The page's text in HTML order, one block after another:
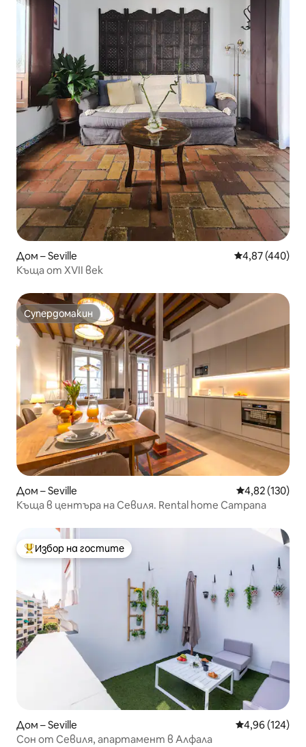
Дом – Seville Средна
4,87 (440)
Къща от XVII век
Супердомакин
Супердомакин
Дом – Seville Средна
4,82 (130)
Къща в центъра на Севиля. Rental home Campana
Най-популярен избор на гостите
Избор на гостите
Дом – Seville Средна
4,96 (124)
Сон от Севиля, апартамент в Алфала